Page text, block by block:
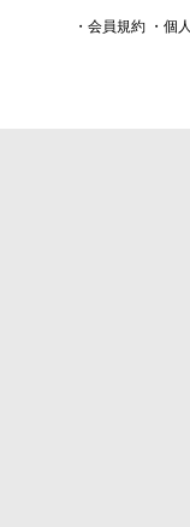
・会員規約 ・個